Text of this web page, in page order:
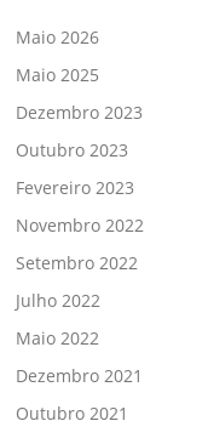
Maio 2026
Maio 2025
Dezembro 2023
Outubro 2023
Fevereiro 2023
Novembro 2022
Setembro 2022
Julho 2022
Maio 2022
Dezembro 2021
Outubro 2021